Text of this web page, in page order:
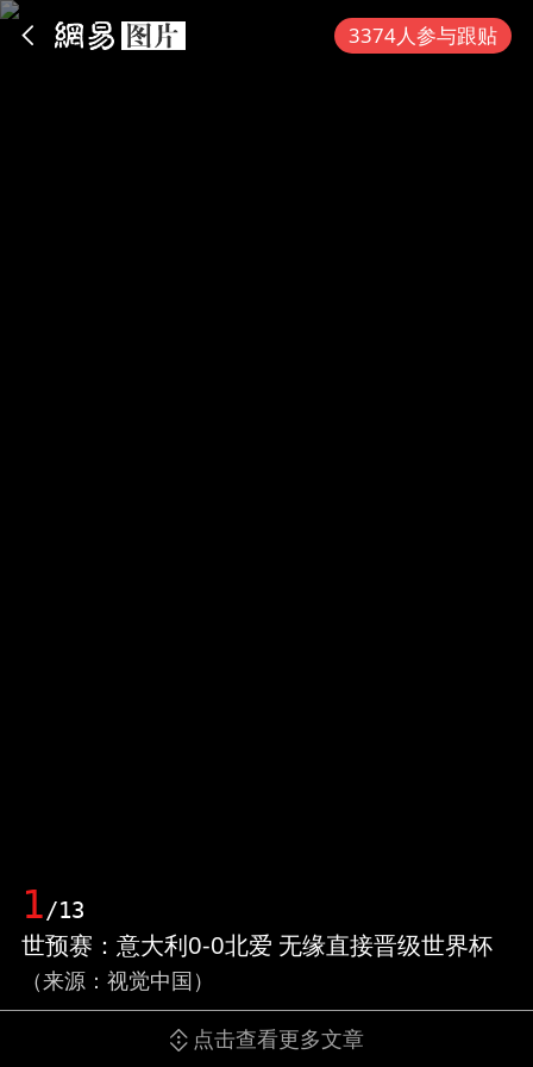
3374人参与跟贴
1/13
世预赛：意大利0-0北爱 无缘直接晋级世界杯
（来源：视觉中国）
点击查看更多文章
App内打开